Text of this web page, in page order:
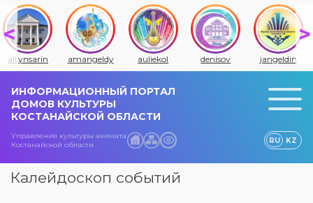
altynsarin amangeldy auliekol denisov jangeldin
ИНФОРМАЦИОННЫЙ ПОРТАЛ
ДОМОВ КУЛЬТУРЫ
КОСТАНАЙСКОЙ ОБЛАСТИ
Управления культуры акимата
Костанайской области
RU KZ
Калейдоскоп событий